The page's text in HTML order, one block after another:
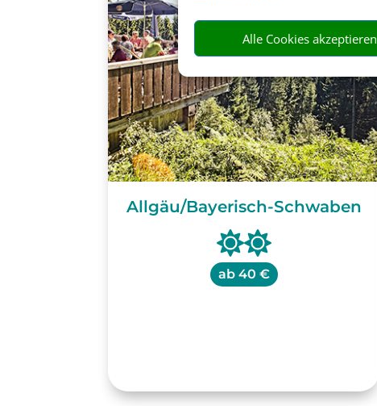
Alle Cookies akzeptieren
Allgäu/Bayerisch-Schwaben
ab 40 €